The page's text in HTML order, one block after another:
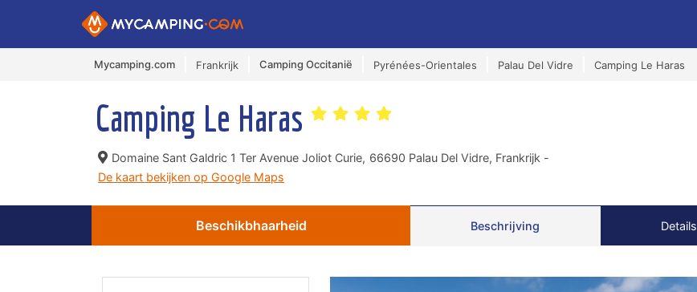
Mycamping.com Frankrijk Camping Occitanië Pyrénées-Orientales Palau Del Vidre Camping Le Haras
Camping Le Haras
Domaine Sant Galdric 1 Ter Avenue Joliot Curie, 66690 Palau Del Vidre, Frankrijk -
De kaart bekijken op Google Maps
Beschikbhaarheid Beschrijving Details